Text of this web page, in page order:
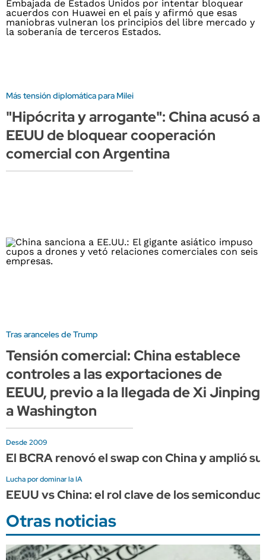
Más tensión diplomática para Milei
"Hipócrita y arrogante": China acusó a
EEUU de bloquear cooperación
comercial con Argentina
Tras aranceles de Trump
Tensión comercial: China establece
controles a las exportaciones de
EEUU, previo a la llegada de Xi Jinping
a Washington
Desde 2009
El BCRA renovó el swap con China y amplió
Lucha por dominar la IA
EEUU vs China: el rol clave de los
Otras noticias